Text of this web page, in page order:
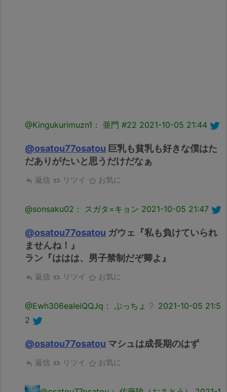
@Kingukurimuzn1： 亜門 #22 2021-10-05 21:44
@osatou77osatou 巨乳も貧乳も好きな僕はた
だありがたいと思うだけだなぁ
返信 リツイ お気に
@sonsaku02： スガタ=キョン 2021-10-05 21:47
@osatou77osatou ガウェ『私も負けていられ
ませんね！』
ラン『ははは、男子禁制だぞ卿よ』
返信 リツイ お気に
@Ewh306eaIeiQQJq： ぷっちょ
2021-10-05 21:5
2
@osatou77osatou マシュは成長期のはず
返信 リツイ お気に